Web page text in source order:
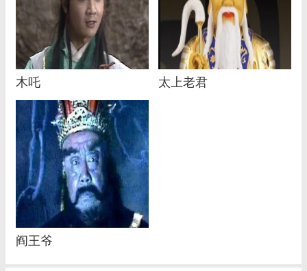
木吒 太上老君
阎王爷